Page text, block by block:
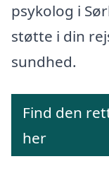
psykolog i
støtte i din
sundhed.
Find den
her